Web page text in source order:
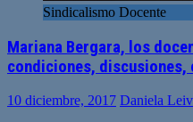
Sindicalismo Docente
Mariana Bergara, los
condiciones, discusiones,
10 diciembre, 2017 Daniela